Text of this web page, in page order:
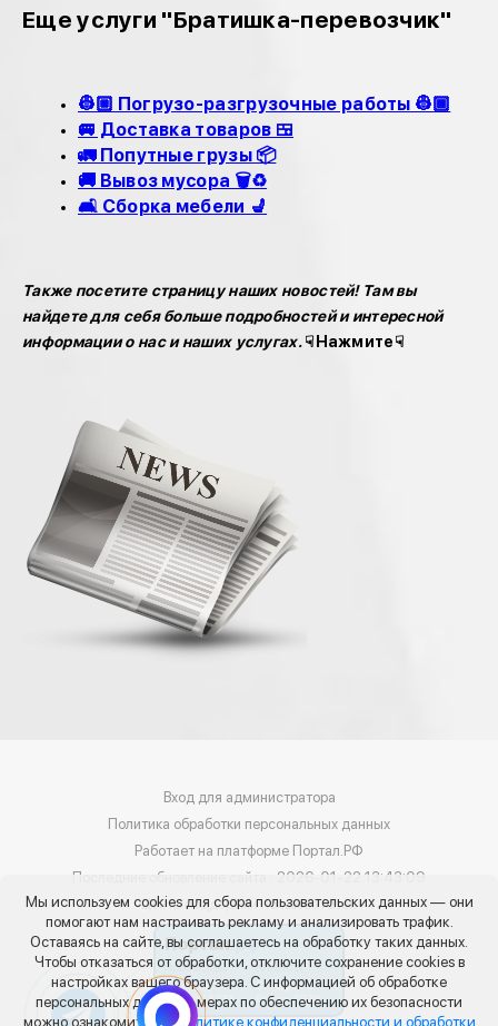
Мы используем cookies для сбора пользовательских данных — они
помогают нам настраивать рекламу и анализировать трафик.
Оставаясь на сайте, вы соглашаетесь на обработку таких данных.
Чтобы отказаться от обработки, отключите сохранение cookies в
настройках вашего браузера. С информацией об обработке
персональных данных и мерах по обеспечению их безопасности
можно ознакомиться вПолитике конфиденциальности и обработки
Еще услуги "Братишка-перевозчик"
👷🏼 Погрузо-разгрузочные работы 👷🏾
🚐 Доставка товаров 🍱
🚛 Попутные грузы 📦
🚚 Вывоз мусора 🗑️♻
🛋 Сборка мебели 💺
Также посетите страницу наших новостей! Там вы
найдете для себя больше подробностей и интересной
информации о нас и наших услугах.☟Нажмите☟
Вход для администратора
Политика обработки персональных данных
Работает на платформе Портал.РФ
Последние обновление сайта
: 2026-01-22 13:43:09
Центр поддержки пользователей